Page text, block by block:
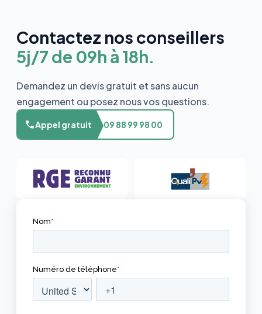
Contactez nos conseillers
5j/7 de 09h à 18h.
Demandez un devis gratuit et sans aucun
engagement ou posez nous vos questions.
Appel gratuit 09 88 99 98 00